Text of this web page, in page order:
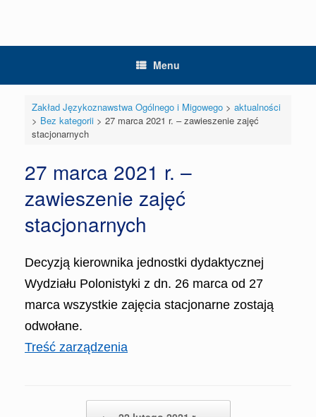
Menu
Zakład Językoznawstwa Ogólnego i Migowego > aktualności
> Bez kategorii> 27 marca 2021 r. – zawieszenie zajęć
stacjonarnych
27 marca 2021 r. –
zawieszenie zajęć
stacjonarnych
Decyzją kierownika jednostki dydaktycznej
Wydziału Polonistyki z dn. 26 marca od 27
marca wszystkie zajęcia stacjonarne zostają
odwołane.
Treść zarządzenia